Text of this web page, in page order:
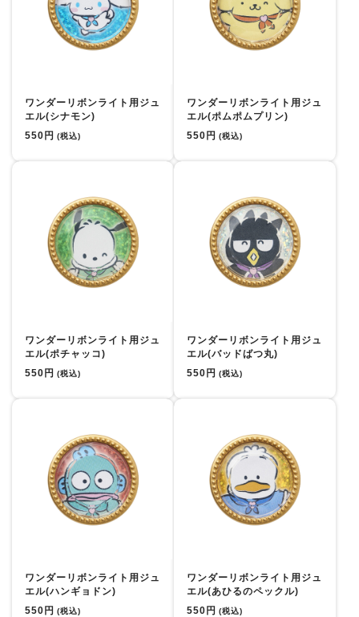
ワンダーリボンライト用ジュ
エル(シナモン)
550円 (税込)
ワンダーリボンライト用ジュ
エル(ポムポムプリン)
550円 (税込)
ワンダーリボンライト用ジュ
エル(ポチャッコ)
550円 (税込)
ワンダーリボンライト用ジュ
エル(バッドばつ丸)
550円 (税込)
ワンダーリボンライト用ジュ
エル(ハンギョドン)
550円 (税込)
ワンダーリボンライト用ジュ
エル(あひるのペックル)
550円 (税込)